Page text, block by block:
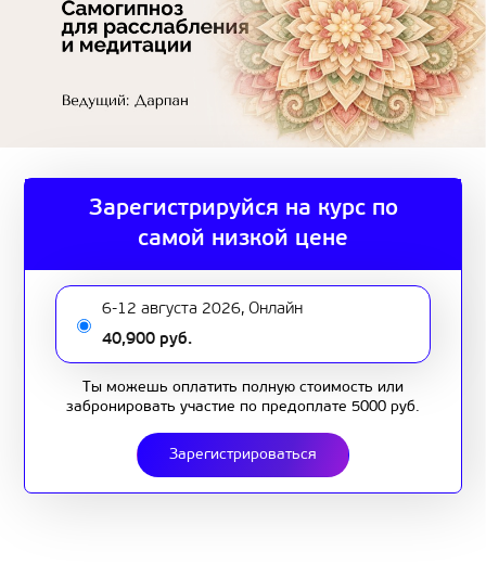
Зарегистрируйся на курс по
самой низкой цене
6-12 августа 2026, Онлайн
40,900 руб.
Ты можешь оплатить полную стоимость или
забронировать участие по предоплате 5000 руб.
Зарегистрироваться